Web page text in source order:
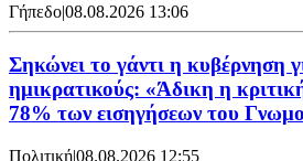
Γήπεδο|08.08.2026 13:06
Σηκώνει το γάντι η κυβέρνηση
ημικρατικούς: «Άδικη η
78% των εισηγήσεων του
Πολιτική|08.08.2026 12:55